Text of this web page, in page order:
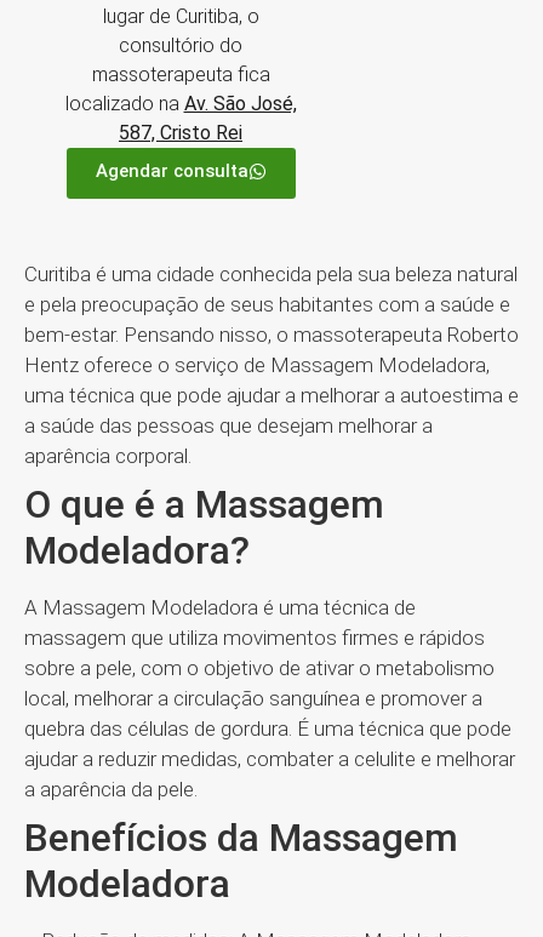
lugar de Curitiba, o
consultório do
massoterapeuta fica
localizado na Av. São José,
587, Cristo Rei
Agendar consulta
Curitiba é uma cidade conhecida pela sua beleza natural
e pela preocupação de seus habitantes com a saúde e
bem-estar. Pensando nisso, o massoterapeuta Roberto
Hentz oferece o serviço de Massagem Modeladora,
uma técnica que pode ajudar a melhorar a autoestima e
a saúde das pessoas que desejam melhorar a
aparência corporal.
O que é a Massagem
Modeladora?
A Massagem Modeladora é uma técnica de
massagem que utiliza movimentos firmes e rápidos
sobre a pele, com o objetivo de ativar o metabolismo
local, melhorar a circulação sanguínea e promover a
quebra das células de gordura. É uma técnica que pode
ajudar a reduzir medidas, combater a celulite e melhorar
a aparência da pele.
Benefícios da Massagem
Modeladora